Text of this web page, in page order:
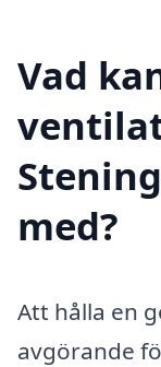
Vad
med?
Att hålla en
avgörande